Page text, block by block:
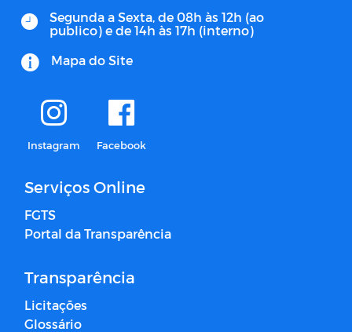
Segunda a Sexta, de 08h às 12h (ao
publico) e de 14h às 17h (interno)
Mapa do Site
Instagram Facebook
Serviços Online
FGTS
Portal da Transparência
Transparência
Licitações
Glossário